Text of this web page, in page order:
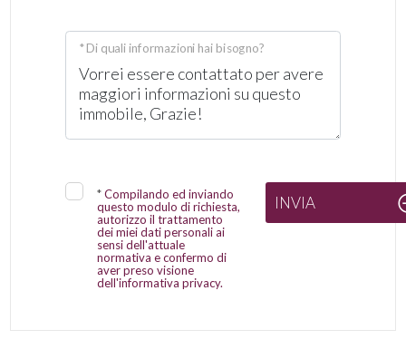
* Di quali informazioni hai bisogno?
*Compilando ed inviando
questo modulo di richiesta,
autorizzo il trattamento
dei miei dati personali ai
sensi dell'attuale
normativa e confermo di
aver preso visione
dell'informativa privacy.
INVIA